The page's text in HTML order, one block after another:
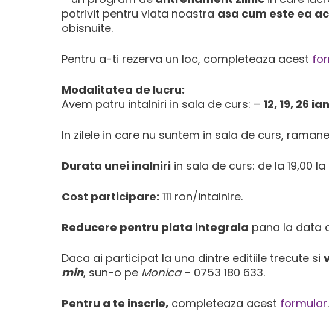
potrivit pentru viata noastra asa cum este ea
obisnuite.
Pentru a-ti rezerva un loc, completeaza acest
Modalitatea de lucru:
Avem patru intalniri in sala de curs: – 12, 19, 26
In zilele in care nu suntem in sala de curs,
Durata unei inalniri in sala de curs: de la 19,00 la
Cost participare: 111 ron/intalnire.
Reducere pentru plata integrala pana la data
Daca ai participat la una dintre editiile trecute si
min, sun-o pe Monica– 0753 180 633.
Pentru a te inscrie, completeaza acest formular.